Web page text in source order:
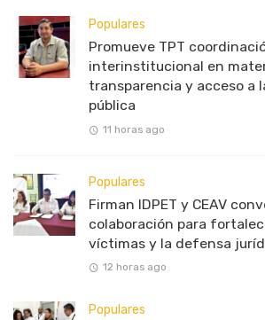
Populares
Promueve TPT
interinstitucional en
transparencia y acceso a
pública
11 horas ago
Populares
Firman IDPET y CEAV
colaboración para
víctimas y la defensa
12 horas ago
Populares